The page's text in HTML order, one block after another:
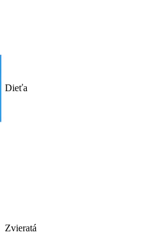
Dieťa
Zvieratá